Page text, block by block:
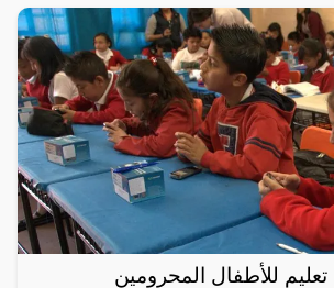
للأطفال المحرومين